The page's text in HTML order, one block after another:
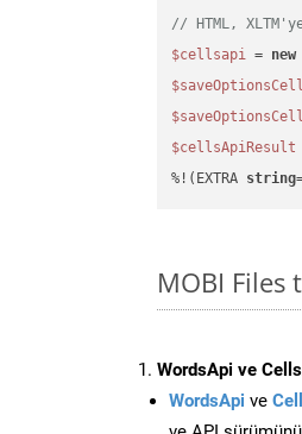
// HTML,
$cellsapi = new
$cellsApiResult
%!(EXTRA string
MOBI Files
WordsApi ve
WordsApi ve